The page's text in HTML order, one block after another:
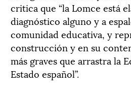
critica que “la Lomce está
diagnóstico alguno y a
comunidad educativa, y
construcción y en su
más graves que arrastra la
Estado español”.